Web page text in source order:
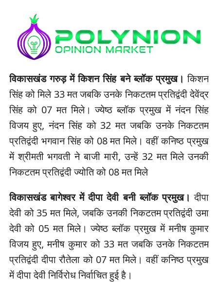
विकासखंड गरुड़ में किशन सिंह बने ब्लॉक प्रमुख। किशन
सिंह को मिले 33 मत जबकि उनके निकटतम प्रतिद्वंदी देवेंद्र
सिंह को 07 मत मिले। ज्येष्ठ ब्लॉक प्रमुख में नंदन सिंह
विजय हुए, नंदन सिंह को 32 मत जबकि उनके निकटतम
प्रतिद्वंदी भगवान सिंह को 08 मत मिले। वहीं कनिष्ठ प्रमुख
में श्रीमती भगवती ने बाजी मारी, उन्हें 32 मत मिले उनकी
निकटतम प्रतिद्वंदी ज्योति को 08 मत मिले
विकासखंड बागेश्वर में दीपा देवी बनी ब्लॉक प्रमुख। दीपा
देवी को 35 मत मिले, जबकि उनकी निकटतम प्रतिद्वंदी उमा
देवी को 05 मत मिले। ज्येष्ठ ब्लॉक प्रमुख में मनीष कुमार
विजय हुए, मनीष कुमार को 33 मत जबकि उनके निकटतम
प्रतिद्वंदी दीपा रौतेला को 07 मत मिले। वहीं कनिष्ठ प्रमुख
में दीपा देवी निर्विरोध निर्वाचित हुई है।